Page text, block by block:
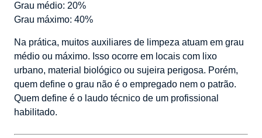
Grau médio: 20%
Grau máximo: 40%
Na prática, muitos auxiliares de limpeza atuam em grau
médio ou máximo. Isso ocorre em locais com lixo
urbano, material biológico ou sujeira perigosa. Porém,
quem define o grau não é o empregado nem o patrão.
Quem define é o laudo técnico de um profissional
habilitado.